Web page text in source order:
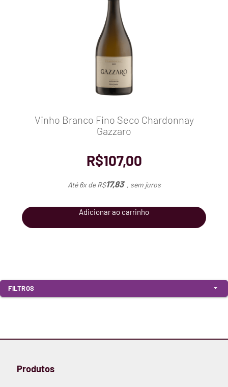
Vinho Branco Fino Seco Chardonnay
Gazzaro
R$107,00
Até 6x deR$17,83 , sem juros
Adicionar ao carrinho
arrow_drop_down
FILTROS
Produtos